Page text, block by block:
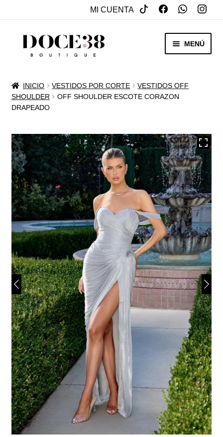
MI CUENTA
SALTAR
MENÚ
VENTA
VESTIDOS DE NOVIA
OTROS
MENÚ
HIJO
ACCESORIOS
INICIO VESTIDOS POR CORTE
VESTIDOS OFF
SHOULDER
OFF SHOULDER ESCOTE CORAZON
DRAPEADO